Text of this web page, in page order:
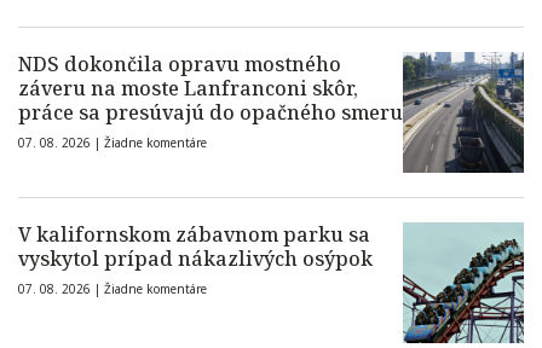
NDS dokončila opravu mostného
záveru na moste Lanfranconi skôr,
práce sa presúvajú do opačného smeru
07. 08. 2026 | Žiadne komentáre
V kalifornskom zábavnom parku sa
vyskytol prípad nákazlivých osýpok
07. 08. 2026 | Žiadne komentáre